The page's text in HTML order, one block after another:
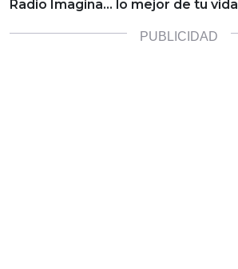
Radio Imagina… lo mejor de tu vida